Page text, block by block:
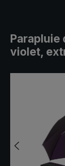
Parapluie
violet,